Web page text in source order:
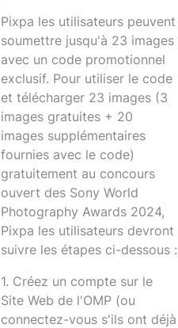
Pixpa les utilisateurs peuvent
soumettre jusqu'à 23 images
avec un code promotionnel
exclusif. Pour utiliser le code
et télécharger 23 images (3
images gratuites + 20
images supplémentaires
fournies avec le code)
gratuitement au concours
ouvert des Sony World
Photography Awards 2024,
Pixpa les utilisateurs devront
suivre les étapes ci-dessous :
1. Créez un compte sur le
Site Web de l'OMP (ou
connectez-vous s'ils ont déjà